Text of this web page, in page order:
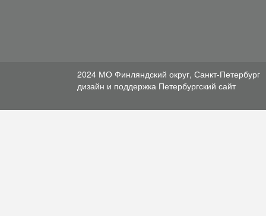
2024 МО Финляндский округ, Санкт-Петербург
дизайн и поддержка Петербургский сайт